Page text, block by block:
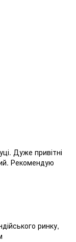
Дуже привітні
Рекомендую
ринку,